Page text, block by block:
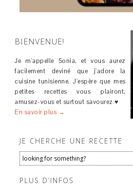
BIENVENUE!
Je m'appelle Sonia, et vous aurez
facilement deviné que j'adore la
cuisine tunisienne. J'espère que mes
petites recettes vous plairont,
amusez-vous et surtout savourez ♥
En savoir plus →
JE CHERCHE UNE RECETTE
PLUS D’INFOS